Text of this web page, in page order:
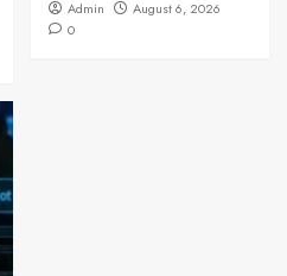
Admin
August 6, 2026
0